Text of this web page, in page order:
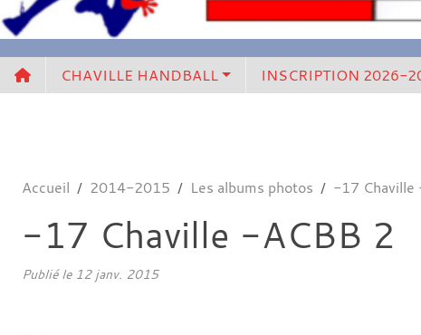
CHAVILLE HANDBALL INSCRIPTION 2026-
Accueil 2014-2015 Les albums photos -17 Chaville
-17 Chaville -ACBB 2
Publié le 12 janv. 2015